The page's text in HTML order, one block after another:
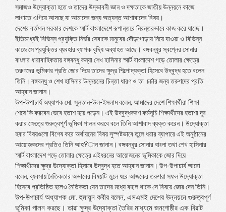
সমাজও উদ্যোক্তা হতে ও তাদের উদ্ভাবনী জ্ঞান ও দক্ষতাকে জাতীয় উন্নয়নে কাজে
লাগাতে এগিয়ে আসছে যা আমাদের জন্য অত্যন্ত আশাবাদের বিষয়।
দেশের বর্তমান সরকার দেশকে স্মার্ট বাংলাদেশে রূপান্তরে নিরন্তরভাবে কাজ করে যাচ্ছে।
ইতিমধ্যেই বিভিন্ন প্রযুক্তি নির্ভর সেবাকে মানুষের দৌড়গোড়ায় নিয়ে যাওয়া ও বিভিন্ন
কাজে সে প্রযুক্তির ব্যবহার ব্যাপক বৃদ্ধি অব্যাহত আছে। বঙ্গবন্ধুর স্বপ্নের সোনার
বাংলার ধারাবাহিকতায় বঙ্গবন্ধু কন্যা শেখ হাসিনার স্মার্ট বাংলাদেশ গড়ে তোলার ক্ষেত্রে
তরুণদের ভূমিকার প্রতি জোর দিয়ে তাদের ক্ষুদ্র শিল্পোদ্যক্তা হিসেবে উদ্বুদ্ধ হতে বলেন
তিনি। বঙ্গবন্ধু ও শেখ হাসিনার উন্নয়নের চিন্তা ধারণ ও তা চর্চার জন্য তরুণদের প্রতি
আহ্বান জানান।
উপ-উপাচার্য অধ্যাপক মো. সুলতান-উল-ইসলাম বলেন, আমাদের দেশে শিক্ষার্থীরা শিক্ষা
শেষে কি করবেন ভেবে হতাশ হয়ে পড়েন। এই উদ্বুদ্ধকরণ কর্মসূচি শিক্ষার্থীদের হতাশা দূর
করার ক্ষেত্রে গুরুত্বপূর্ণ ভূমিকা পালন করবে বলে তিনি আশাবাদ ব্যক্ত করেন। উদ্যোক্তা
হবার বিষয়গুলো বিশেষ করে অর্থায়নের বিষয় সুস্পষ্টভাবে তুলে ধরার ব্যাপারে এই অনুষ্ঠানের
আয়োজকদের প্রতিও তিনি আহŸান জানান। বঙ্গবন্ধুর সোনার বাংলা তথা শেখ হাসিনার
স্মার্ট বাংলাদেশ গড়ে তোলার ক্ষেত্রে এইধরনের আয়োজনের ভূমিকাকে জোর দিয়ে
শিক্ষার্থীদের ক্ষুদ্র উদ্যোক্তা হিসাবে উদ্বুদ্ধ হতে আহ্বান জানান। উপ-উপাচার্য আরো
বলেন, ব্যবসায় নৈতিকতার অভাবের বিষয়টি তুলে ধরে আজকের তরুণরা সফল উদ্যোক্তা
হিসেবে প্রতিষ্ঠিত হলেও নৈতিকতা যেন তাদের মধ্যে বহাল থাকে সে বিষয়ে জোর দেন তিনি।
উপ-উপাচার্য অধ্যাপক মো. হুমায়ুন কবীর বলেন, এসএমই দেশের উন্নয়নে গুরুত্বপূর্ণ
ভূমিকা পালন করছে। তারা ক্ষুদ্র উদ্যোক্তা তৈরির মাধ্যমে জনগোষ্ঠীর এক বিরাট